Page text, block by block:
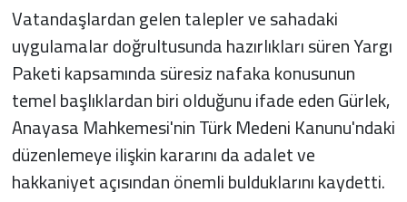
Vatandaşlardan gelen talepler ve sahadaki
uygulamalar doğrultusunda hazırlıkları süren Yargı
Paketi kapsamında süresiz nafaka konusunun
temel başlıklardan biri olduğunu ifade eden Gürlek,
Anayasa Mahkemesi'nin Türk Medeni Kanunu'ndaki
düzenlemeye ilişkin kararını da adalet ve
hakkaniyet açısından önemli bulduklarını kaydetti.